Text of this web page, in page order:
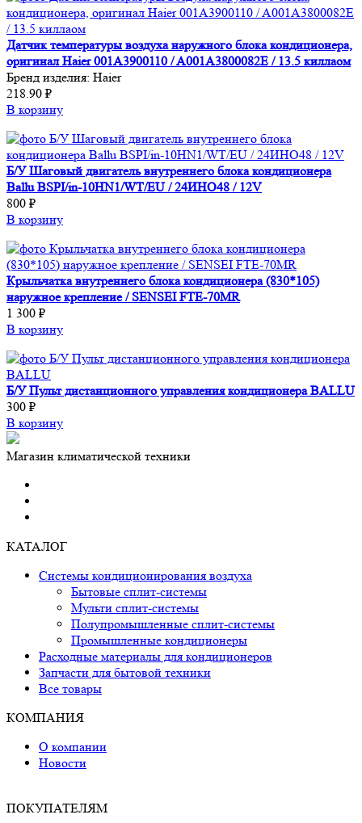
Датчик температуры воздуха наружного блока кондиционера,
оригинал Haier 001A3900110 / A001A3800082E / 13.5 киллаом
Бренд изделия: Haier
218.90 ₽
В корзину
Б/У Шаговый двигатель внутреннего блока кондиционера
Ballu BSPI/in-10HN1/WT/EU / 24ИНО48 / 12V
800 ₽
В корзину
Крыльчатка внутреннего блока кондиционера (830*105)
наружное крепление / SENSEI FTE-70MR
1 300 ₽
В корзину
Б/У Пульт дистанционного управления кондиционера BALLU
300 ₽
В корзину
Магазин климатической техники
КАТАЛОГ
Системы кондиционирования воздуха
Бытовые сплит-системы
Мульти сплит-системы
Полупромышленные сплит-системы
Промышленные кондиционеры
Расходные материалы для кондиционеров
Запчасти для бытовой техники
Все товары
КОМПАНИЯ
О компании
Новости
ПОКУПАТЕЛЯМ